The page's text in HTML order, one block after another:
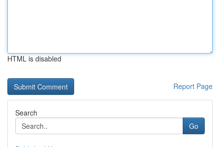
HTML is disabled
Report Page
Search
Go